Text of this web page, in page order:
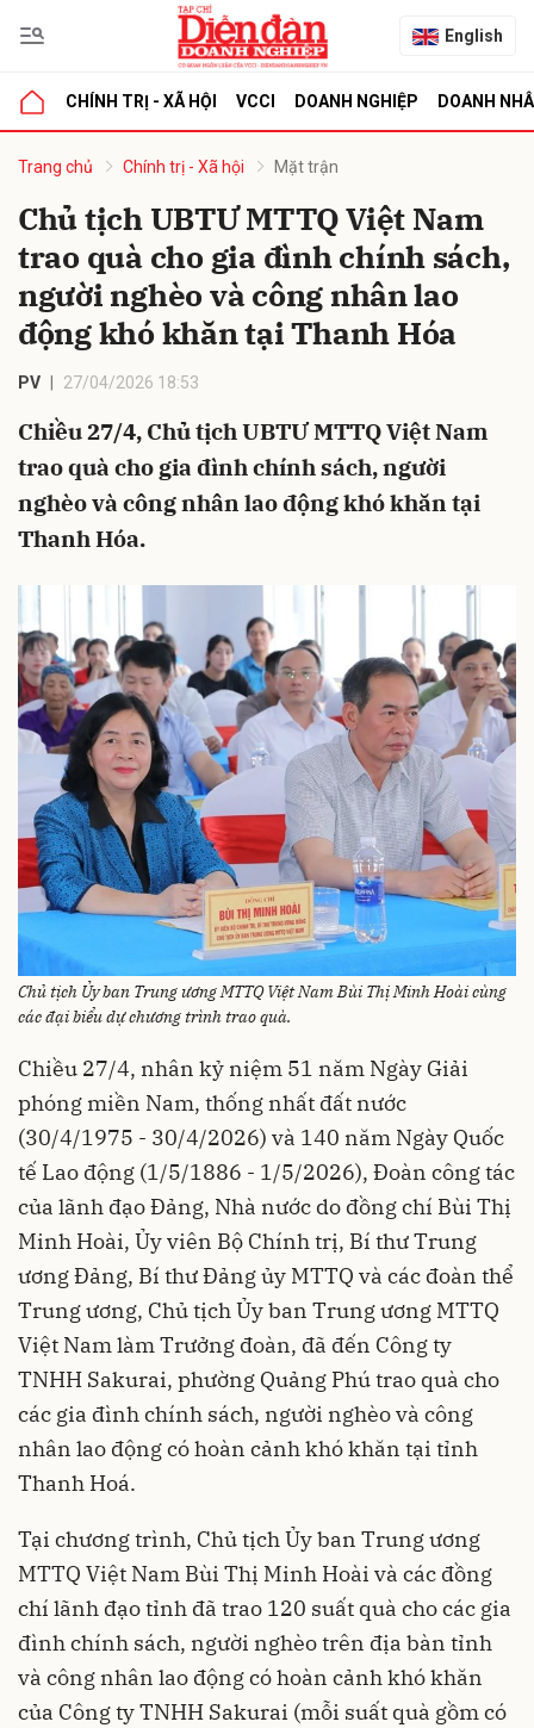
English
CHÍNH TRỊ - XÃ HỘI VCCI DOANH NGHIỆP DOANH
Trang chủ Chính trị - Xã hội Mặt trận
Chủ tịch UBTƯ MTTQ Việt Nam
trao quà cho gia đình chính sách,
người nghèo và công nhân lao
động khó khăn tại Thanh Hóa
PV 27/04/2026 18:53
Chiều 27/4, Chủ tịch UBTƯ MTTQ Việt Nam
trao quà cho gia đình chính sách, người
nghèo và công nhân lao động khó khăn tại
Thanh Hóa.
Chủ tịch Ủy ban Trung ương MTTQ Việt Nam Bùi Thị Minh Hoài cùng
các đại biểu dự chương trình trao quà.
Chiều 27/4, nhân kỷ niệm 51 năm Ngày Giải
phóng miền Nam, thống nhất đất nước
(30/4/1975 - 30/4/2026) và 140 năm Ngày Quốc
tế Lao động (1/5/1886 - 1/5/2026), Đoàn công tác
của lãnh đạo Đảng, Nhà nước do đồng chí Bùi Thị
Minh Hoài, Ủy viên Bộ Chính trị, Bí thư Trung
ương Đảng, Bí thư Đảng ủy MTTQ và các đoàn thể
Trung ương, Chủ tịch Ủy ban Trung ương MTTQ
Việt Nam làm Trưởng đoàn, đã đến Công ty
TNHH Sakurai, phường Quảng Phú trao quà cho
các gia đình chính sách, người nghèo và công
nhân lao động có hoàn cảnh khó khăn tại tỉnh
Thanh Hoá.
Tại chương trình, Chủ tịch Ủy ban Trung ương
MTTQ Việt Nam Bùi Thị Minh Hoài và các đồng
chí lãnh đạo tỉnh đã trao 120 suất quà cho các gia
đình chính sách, người nghèo trên địa bàn tỉnh
và công nhân lao động có hoàn cảnh khó khăn
của Công ty TNHH Sakurai (mỗi suất quà gồm có
luận